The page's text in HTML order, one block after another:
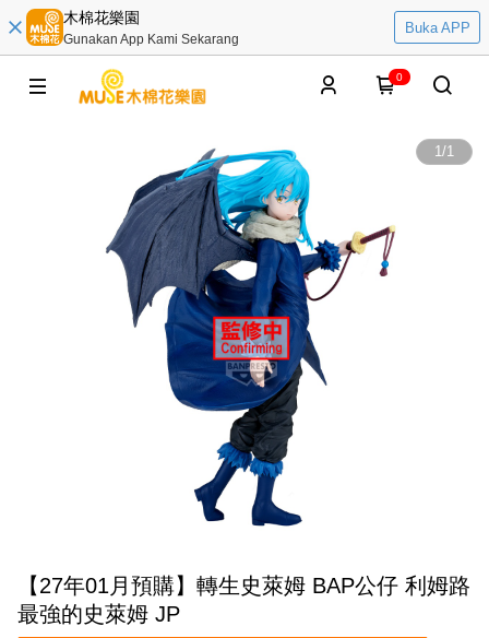
木棉花樂園
Gunakan App Kami Sekarang
Buka APP
0
1/1
【27年01月預購】轉生史萊姆 BAP公仔 利姆路
最強的史萊姆 JP